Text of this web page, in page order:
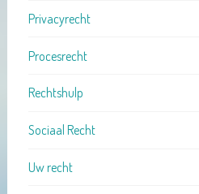
Privacyrecht
Procesrecht
Rechtshulp
Sociaal Recht
Uw recht